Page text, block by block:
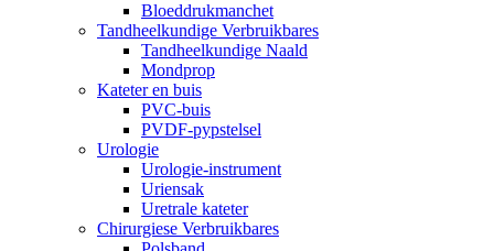
Bloeddrukmanchet
Tandheelkundige Verbruikbares
Tandheelkundige Naald
Mondprop
Kateter en buis
PVC-buis
PVDF-pypstelsel
Urologie
Urologie-instrument
Uriensak
Uretrale kateter
Chirurgiese Verbruikbares